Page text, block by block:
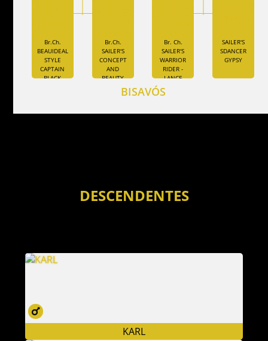
Br.Ch.
BEAUIDEAL
STYLE
CAPTAIN
BLACK
Br.Ch.
SAILER'S
CONCEPT
AND
BEAUTY
Br. Ch.
SAILER'S
WARRIOR
RIDER -
LANCE
SAILER'S
SDANCER
GYPSY
BISAVÓS
DESCENDENTES
KARL